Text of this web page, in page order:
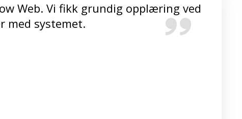
Web. Vi fikk grundig opplæring ved
systemet.